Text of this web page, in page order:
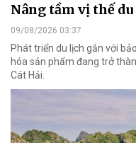
Nâng tầm vị thế
09/08/2026 03:37
Phát triển du lịch gắn với
hóa sản phẩm đang trở
Cát Hải.